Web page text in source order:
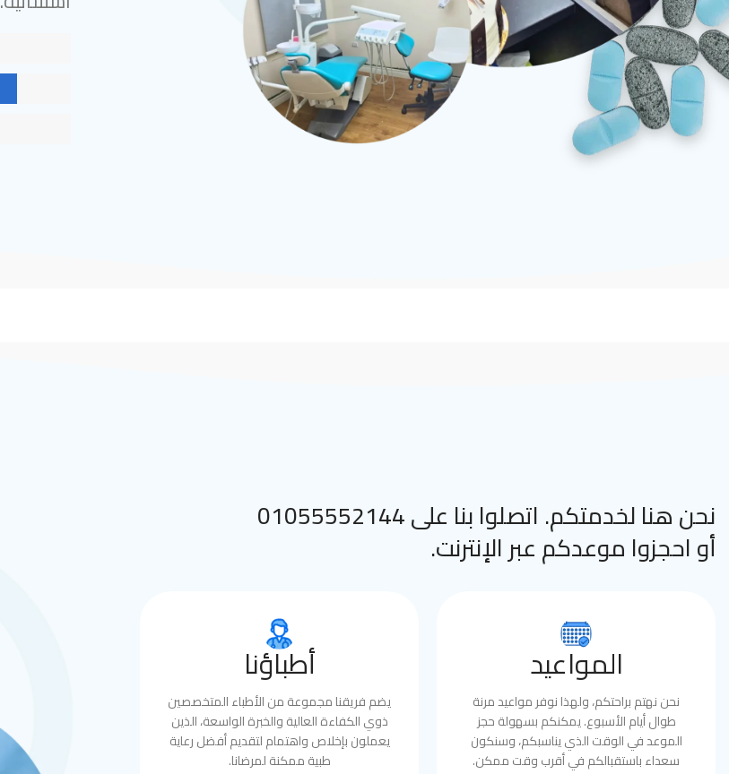
نحن هنا لخدمتكم. اتصلوا بنا على 01055552144
أو احجزوا موعدكم عبر الإنترنت.
أطباؤنا
يضم فريقنا مجموعة من الأطباء المتخصصين
ذوي الكفاءة العالية والخبرة الواسعة، الذين
يعملون بإخلاص واهتمام لتقديم أفضل رعاية
طبية ممكنة لمرضانا.
المواعيد
نحن نهتم براحتكم، ولهذا نوفر مواعيد مرنة
طوال أيام الأسبوع. يمكنكم بسهولة حجز
الموعد في الوقت الذي يناسبكم، وسنكون
سعداء باستقبالكم في أقرب وقت ممكن.